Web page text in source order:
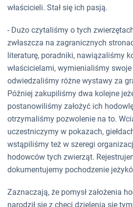
właścicieli. Stał się ich pasją.
- Dużo czytaliśmy o tych
zwłaszcza na zagranicznych
literaturę, poradniki, nawiązaliśmy
właścicielami, wymienialiśmy
odwiedzaliśmy różne wystawy za
Później zakupiliśmy dwa kolejne
postanowiliśmy założyć ich
otrzymaliśmy pozwolenie na to.
uczestniczymy w pokazach,
wstąpiliśmy też w szeregi
hodowców tych zwierząt.
dokumentujemy pochodzenie
Zaznaczają, że pomysł założenia
narodził się z chęci dzielenia się